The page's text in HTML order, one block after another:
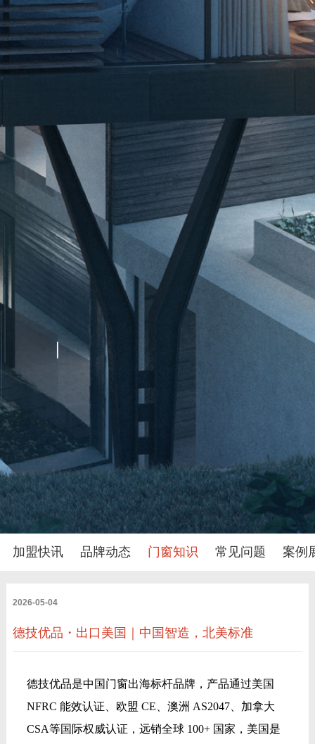
加盟快讯 品牌动态 门窗知识 常见问题 案例
2026-05-04
德技优品・出口美国｜中国智造，北美标准
德技优品是中国门窗出海标杆品牌，产品通过美国
NFRC 能效认证、欧盟 CE、澳洲 AS2047、加拿大
CSA等国际权威认证，远销全球 100+ 国家，美国是